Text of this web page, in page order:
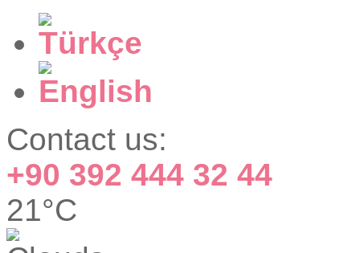
Contact us:
+90 392 444 32 44
21°C